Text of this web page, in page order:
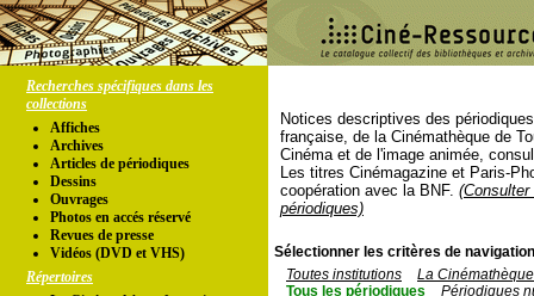
Recherches spécifiques dans les
collections
Affiches
Archives
Articles de périodiques
Dessins
Ouvrages
Photos en accés réservé
Revues de presse
Vidéos (DVD et VHS)
Répertoires
Notices descriptives des
française, de la Cinémathèque de
Cinéma et de l'image animée,
Les titres Cinémagazine et Paris-
coopération avec la BNF.
périodiques)
Sélectionner les critères de
Toutes institutions
La
Tous les périodiques
Périodiques